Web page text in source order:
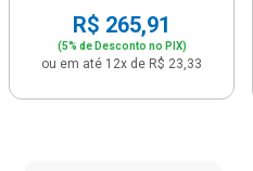
R$ 265,91
(5% de Desconto no PIX)
ou em até 12x de R$ 23,33